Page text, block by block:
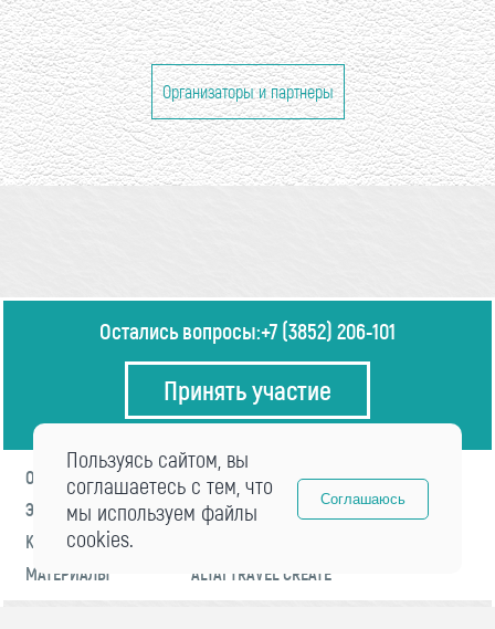
Организаторы и партнеры
Остались вопросы:+7 (3852) 206-101
Принять участие
О ФОРУМЕ
ПРОГРАММА
ЭКСПЕРТЫ
НОВОСТИ
КОНТАКТЫ
МАТЕРИАЛЫ
ALTAI TRAVEL CREATE
Пользуясь сайтом, вы
соглашаетесь с тем, что
мы используем файлы
cookies.
Соглашаюсь